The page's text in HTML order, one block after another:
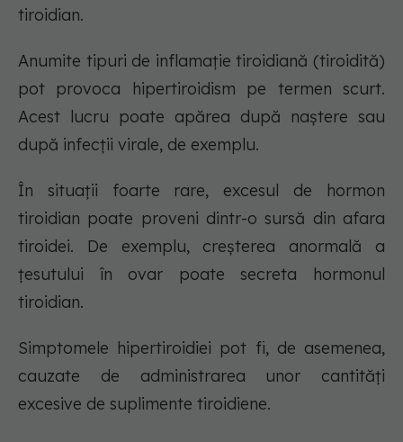
tiroidian.
Anumite tipuri de inflamație tiroidiană (tiroidită)
pot provoca hipertiroidism pe termen scurt.
Acest lucru poate apărea după naștere sau
după infecții virale, de exemplu.
În situații foarte rare, excesul de hormon
tiroidian poate proveni dintr-o sursă din afara
tiroidei. De exemplu, creșterea anormală a
țesutului în ovar poate secreta hormonul
tiroidian.
Simptomele hipertiroidiei pot fi, de asemenea,
cauzate de administrarea unor cantități
excesive de suplimente tiroidiene.